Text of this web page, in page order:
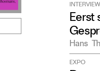
INTERVIEW
Eerst
Hans
EXPO